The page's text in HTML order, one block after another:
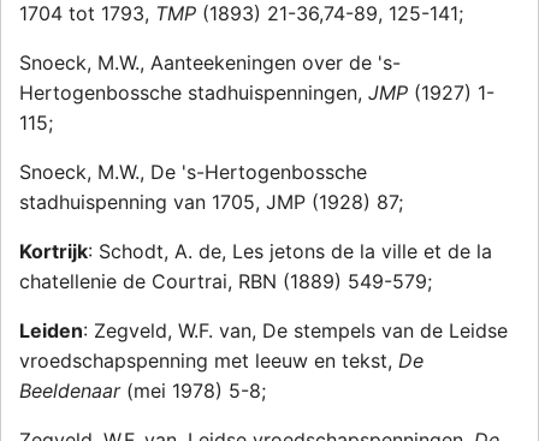
1704 tot 1793, TMP (1893) 21-36,74-89, 125-141;
Snoeck, M.W., Aanteekeningen over de 's-
Hertogenbossche stadhuispenningen, JMP (1927) 1-
115;
Snoeck, M.W., De 's-Hertogenbossche
stadhuispenning van 1705, JMP (1928) 87;
Kortrijk: Schodt, A. de, Les jetons de la ville et de la
chatellenie de Courtrai, RBN (1889) 549-579;
Leiden: Zegveld, W.F. van, De stempels van de Leidse
vroedschapspenning met leeuw en tekst, De
Beeldenaar(mei 1978) 5-8;